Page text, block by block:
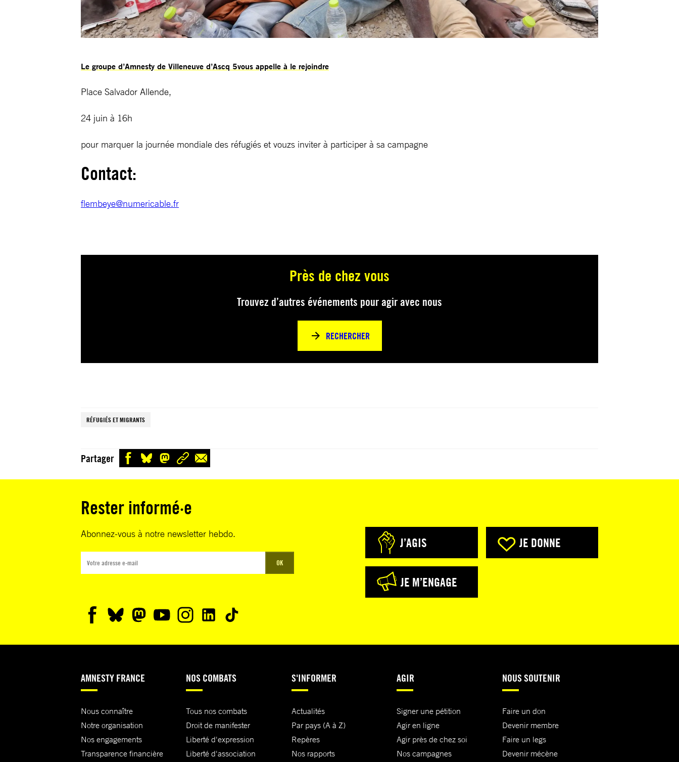
Le groupe d’Amnesty de Villeneuve d’Ascq 5vous appelle à le rejoindre
Place Salvador Allende,
24 juin à 16h
pour marquer la journée mondiale des réfugiés et vouzs inviter à participer à sa campagne
Contact:
flembeye@numericable.fr
Près de chez vous
Trouvez d’autres événements pour agir avec nous
RECHERCHER
RÉFUGIÉS ET MIGRANTS
Partager
Rester informé·e
Abonnez-vous à notre newsletter hebdo.
OK
J’AGIS JE DONNE
JE M’ENGAGE
AMNESTY FRANCE
Nous connaître
Notre organisation
Nos engagements
Transparence financière
NOS COMBATS
Tous nos combats
Droit de manifester
Liberté d'expression
Liberté d'association
S'INFORMER
Actualités
Par pays (A à Z)
Repères
Nos rapports
AGIR
Signer une pétition
Agir en ligne
Agir près de chez soi
Nos campagnes
NOUS SOUTENIR
Faire un don
Devenir membre
Faire un legs
Devenir mécène